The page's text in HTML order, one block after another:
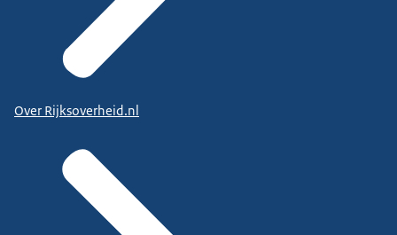
Over Rijksoverheid.nl